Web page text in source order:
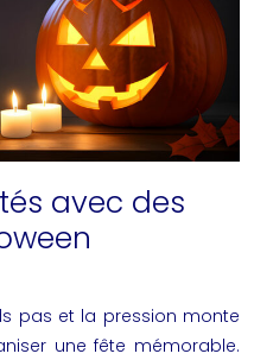
avec des
pas et la pression monte
une fête mémorable.